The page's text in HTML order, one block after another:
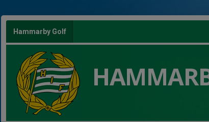
Hammarby Golf